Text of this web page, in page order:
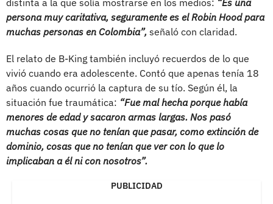
persona muy caritativa, seguramente es el Robin Hood para
muchas personas en Colombia”, señaló con claridad.
El relato de B-King también incluyó recuerdos de lo que
vivió cuando era adolescente. Contó que apenas tenía 18
años cuando ocurrió la captura de su tío. Según él, la
situación fue traumática: “Fue mal hecha porque había
menores de edad y sacaron armas largas. Nos pasó
muchas cosas que no tenían que pasar, como extinción de
dominio, cosas que no tenían que ver con lo que lo
implicaban a él ni con nosotros”.
PUBLICIDAD